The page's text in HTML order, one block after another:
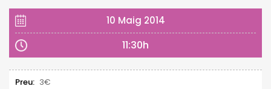
10 Maig 2014
11:30h
Preu: 3€